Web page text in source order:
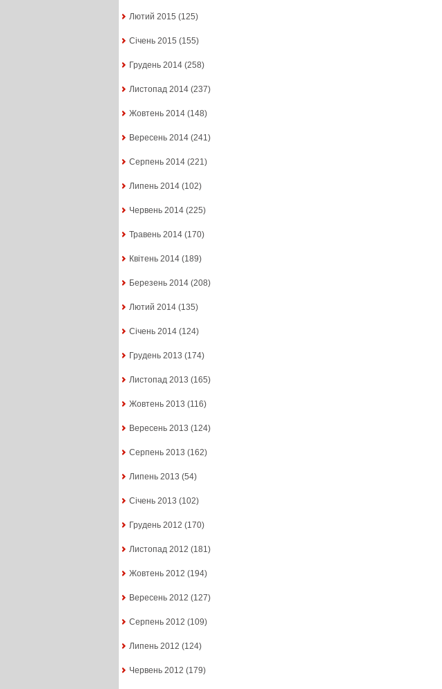
Лютий 2015 (125)
Січень 2015 (155)
Грудень 2014(258)
Листопад 2014(237)
Жовтень 2014(148)
Вересень 2014(241)
Серпень 2014(221)
Липень 2014(102)
Червень 2014(225)
Травень 2014(170)
Квітень 2014(189)
Березень 2014(208)
Лютий 2014(135)
Січень 2014(124)
Грудень 2013 (174)
Листопад 2013 (165)
Жовтень 2013 (116)
Вересень 2013 (124)
Серпень 2013 (162)
Липень 2013 (54)
Січень 2013 (102)
Грудень 2012 (170)
Листопад 2012 (181)
Жовтень 2012 (194)
Вересень 2012 (127)
Серпень 2012 (109)
Липень 2012 (124)
Червень 2012 (179)